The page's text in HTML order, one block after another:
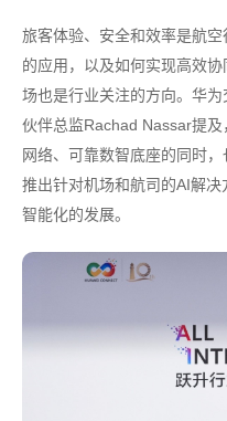
旅客体验、安全和效率是航
的应用，以及如何实现高效
场也是行业关注的方向。华
伙伴总监Rachad Nassar提
网络、可靠数智底座的同时
推出针对机场和航司的AI解
智能化的发展。